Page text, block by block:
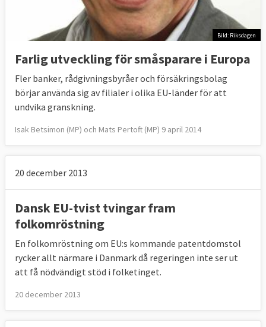
Bild: Riksdagen
Farlig utveckling för småsparare i Europa
Fler banker, rådgivningsbyråer och försäkringsbolag
börjar använda sig av filialer i olika EU-länder för att
undvika granskning.
Isak Betsimon (MP) och Mats Pertoft (MP) 9 april 2014
20 december 2013
Dansk EU-tvist tvingar fram
folkomröstning
En folkomröstning om EU:s kommande patentdomstol
rycker allt närmare i Danmark då regeringen inte ser ut
att få nödvändigt stöd i folketinget.
20 december 2013